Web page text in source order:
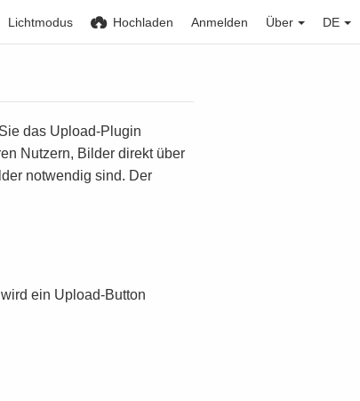
Lichtmodus Hochladen Anmelden Über DE
das Upload-Plugin
Nutzern, Bilder direkt über
notwendig sind. Der
wird ein Upload-Button